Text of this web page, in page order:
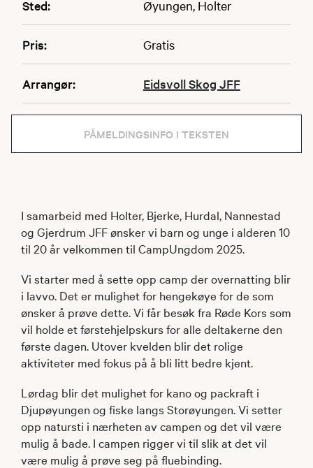
Sted: Øyungen, Holter
Pris: Gratis
Arrangør: Eidsvoll Skog JFF
PÅMELDINGSINFO I TEKSTEN
I samarbeid med Holter, Bjerke, Hurdal, Nannestad
og Gjerdrum JFF ønsker vi barn og unge i alderen 10
til 20 år velkommen til CampUngdom 2025.
Vi starter med å sette opp camp der overnatting blir
i lavvo. Det er mulighet for hengekøye for de som
ønsker å prøve dette. Vi får besøk fra Røde Kors som
vil holde et førstehjelpskurs for alle deltakerne den
første dagen. Utover kvelden blir det rolige
aktiviteter med fokus på å bli litt bedre kjent.
Lørdag blir det mulighet for kano og packraft i
Djupøyungen og fiske langs Storøyungen. Vi setter
opp natursti i nærheten av campen og det vil være
mulig å bade. I campen rigger vi til slik at det vil
være mulig å prøve seg på fluebinding.